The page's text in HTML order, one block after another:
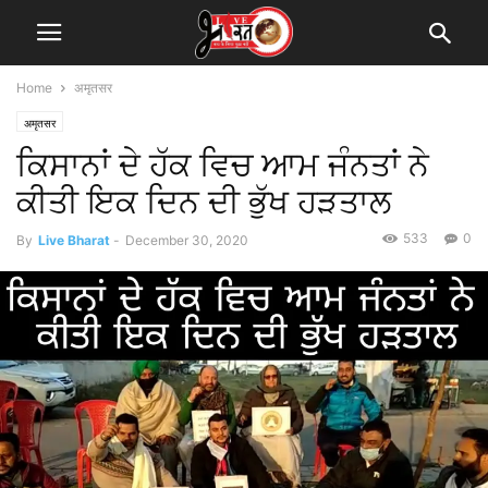
Home अमृतसर
अमृतसर
ਕਿਸਾਨਾਂ ਦੇ ਹੱਕ ਵਿਚ ਆਮ ਜੰਨਤਾਂ ਨੇ
ਕੀਤੀ ਇਕ ਦਿਨ ਦੀ ਭੁੱਖ ਹੜਤਾਲ
By Live Bharat - December 30, 2020 0
533